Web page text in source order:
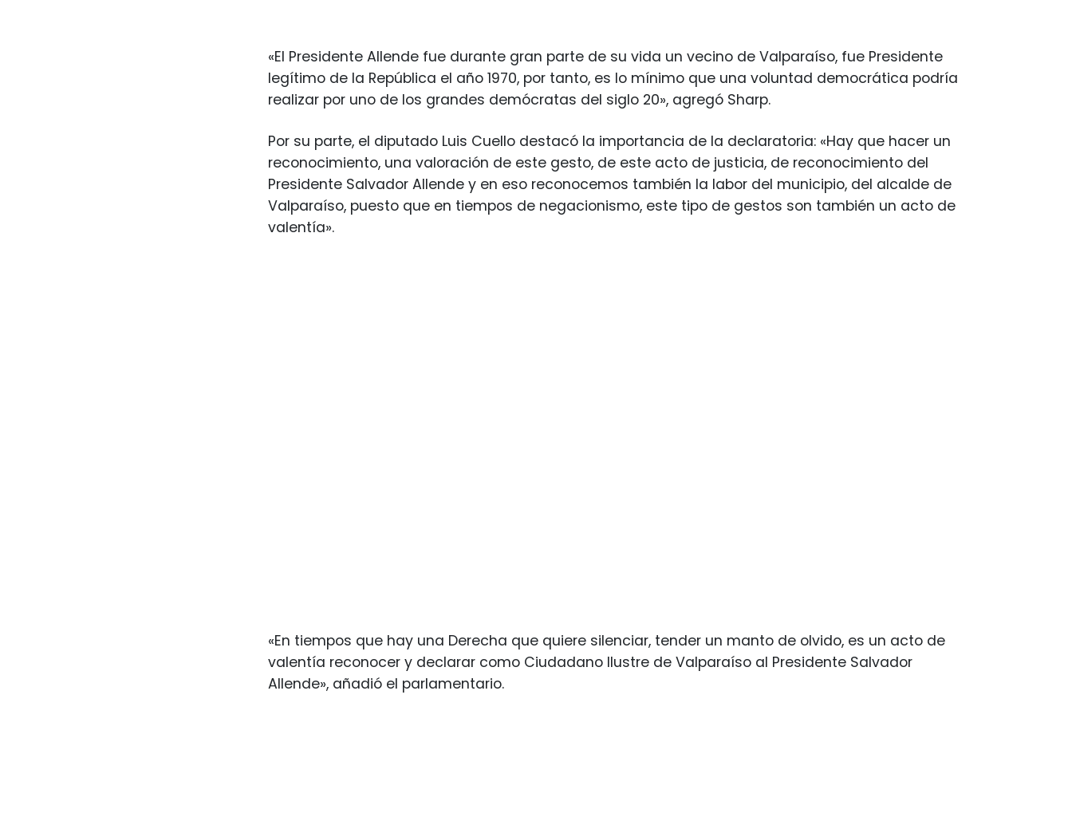
«El Presidente Allende fue durante gran parte de su vida un vecino de Valparaíso, fue Presidente
legítimo de la República el año 1970, por tanto, es lo mínimo que una voluntad democrática podría
realizar por uno de los grandes demócratas del siglo 20», agregó Sharp.
Por su parte, el diputado Luis Cuello destacó la importancia de la declaratoria: «Hay que hacer un
reconocimiento, una valoración de este gesto, de este acto de justicia, de reconocimiento del
Presidente Salvador Allende y en eso reconocemos también la labor del municipio, del alcalde de
Valparaíso, puesto que en tiempos de negacionismo, este tipo de gestos son también un acto de
valentía».
«En tiempos que hay una Derecha que quiere silenciar, tender un manto de olvido, es un acto de
valentía reconocer y declarar como Ciudadano Ilustre de Valparaíso al Presidente Salvador
Allende», añadió el parlamentario.